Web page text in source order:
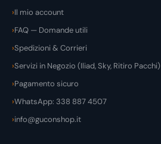
Il mio account
FAQ — Domande utili
Spedizioni & Corrieri
Servizi in Negozio (Iliad, Sky, Ritiro Pacchi)
Pagamento sicuro
WhatsApp: 338 887 4507
info@guconshop.it